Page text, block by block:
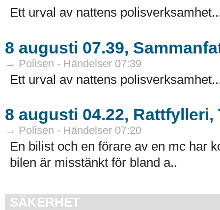
Ett urval av nattens
8 augusti 07.39,
→ Polisen - Händelser 07:39
Ett urval av nattens
8 augusti 04.22, Rattfylleri,
→ Polisen - Händelser 07:20
En bilist och en förare av en mc har
bilen är misstänkt för bland a..
SÄKERHET